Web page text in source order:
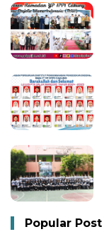
Popular Post